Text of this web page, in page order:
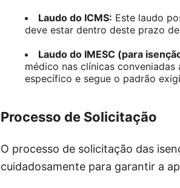
Laudo do ICMS: Este laudo
deve estar dentro deste prazo
Laudo do IMESC (para
médico nas clínicas
específico e segue o padrão
Processo de Solicitação
O processo de solicitação das
cuidadosamente para garantir a